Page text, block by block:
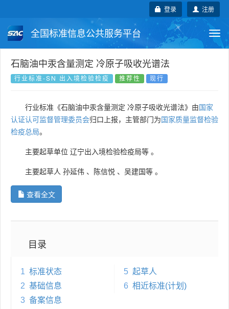
注册
登录
全国标准信息公共服务平台
国家标准 行业标准
国外标准 技术委员会
石脑油中汞含量测定 冷原子吸收光谱法
行业标准-SN 出入境检验检疫 推荐性 现行
行业标准《石脑油中汞含量测定 冷原子吸收光谱法》由国家
认证认可监督管理委员会归口上报，主管部门为国家质量监督检验
检疫总局。
主要起草单位 辽宁出入境检验检疫局等 。
主要起草人 孙延伟 、 陈信悦 、 吴建国等 。
查看全文
目录
1 标准状态
2 基础信息
3 备案信息
5 起草人
6 相近标准(计划)